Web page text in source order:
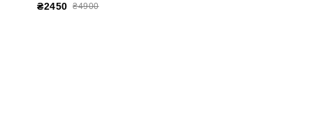
₴2450 ₴4900